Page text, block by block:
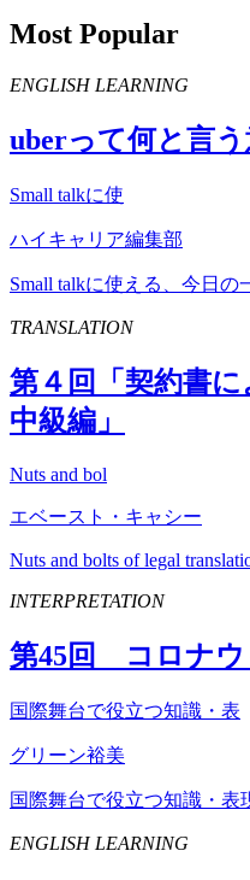
Most Popular
ENGLISH LEARNING
uberって何と言う
Small talkに使
ハイキャリア編集部
Small talkに使える、今日の
TRANSLATION
第４回「契約書
中級編」
Nuts and bol
エベースト・キャシー
Nuts and bolts of legal
INTERPRETATION
第45回 コロナウ
国際舞台で役立つ知識・表
グリーン裕美
国際舞台で役立つ知識・表
ENGLISH LEARNING